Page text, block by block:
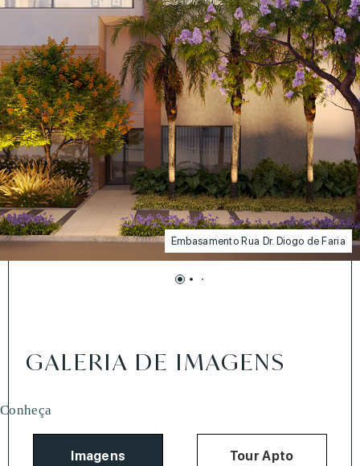
Embasamento Rua Dr. Diogo de Faria
GALERIA DE IMAGENS
Conheça
Imagens Tour Apto